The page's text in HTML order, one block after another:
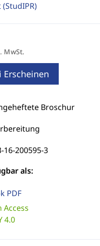
MwSt.
Broschur
16-200595-3
als:
PDF
Access
4.0